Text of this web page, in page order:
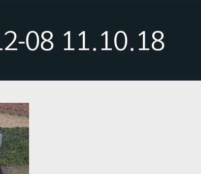
08 11.10.18